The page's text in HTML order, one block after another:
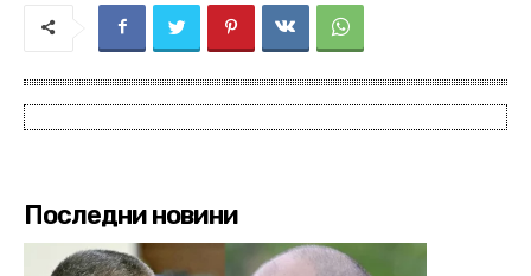
Последни новини